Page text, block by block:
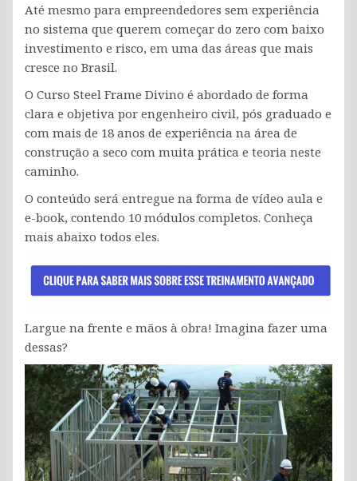
Até mesmo para empreendedores sem experiência
no sistema que querem começar do zero com baixo
investimento e risco, em uma das áreas que mais
cresce no Brasil.
O Curso Steel Frame Divino é abordado de forma
clara e objetiva por engenheiro civil, pós graduado e
com mais de 18 anos de experiência na área de
construção a seco com muita prática e teoria neste
caminho.
O conteúdo será entregue na forma de vídeo aula e
e-book, contendo 10 módulos completos. Conheça
mais abaixo todos eles.
Largue na frente e mãos à obra! Imagina fazer uma
dessas?